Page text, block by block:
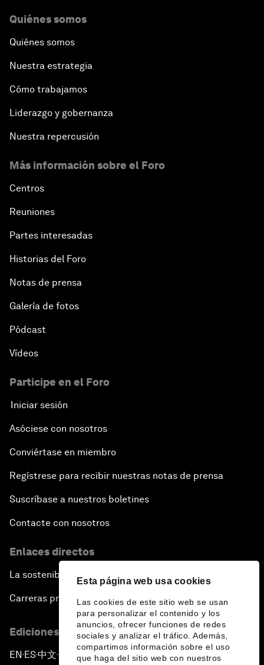
Esta página web usa cookies
Las cookies de este sitio web se usan
para personalizar el contenido y los
anuncios, ofrecer funciones de redes
sociales y analizar el tráfico. Además,
compartimos información sobre el uso
que haga del sitio web con nuestros
Quiénes somos
Quiénes somos
Nuestra estrategia
Cómo trabajamos
Liderazgo y gobernanza
Nuestra repercusión
Más información sobre el Foro
Centros
Reuniones
Partes interesadas
Historias del Foro
Notas de prensa
Galería de fotos
Pódcast
Vídeos
Participe en el Foro
Iniciar sesión
Asóciese con nosotros
Conviértase en miembro
Regístrese para recibir nuestras notas de prensa
Suscríbase a nuestros boletines
Contacte con nosotros
Enlaces directos
La sostenibilidad en el Foro
Carreras profesionales
Ediciones en otros idiomas
EN ▪ES▪中文▪ 日本語